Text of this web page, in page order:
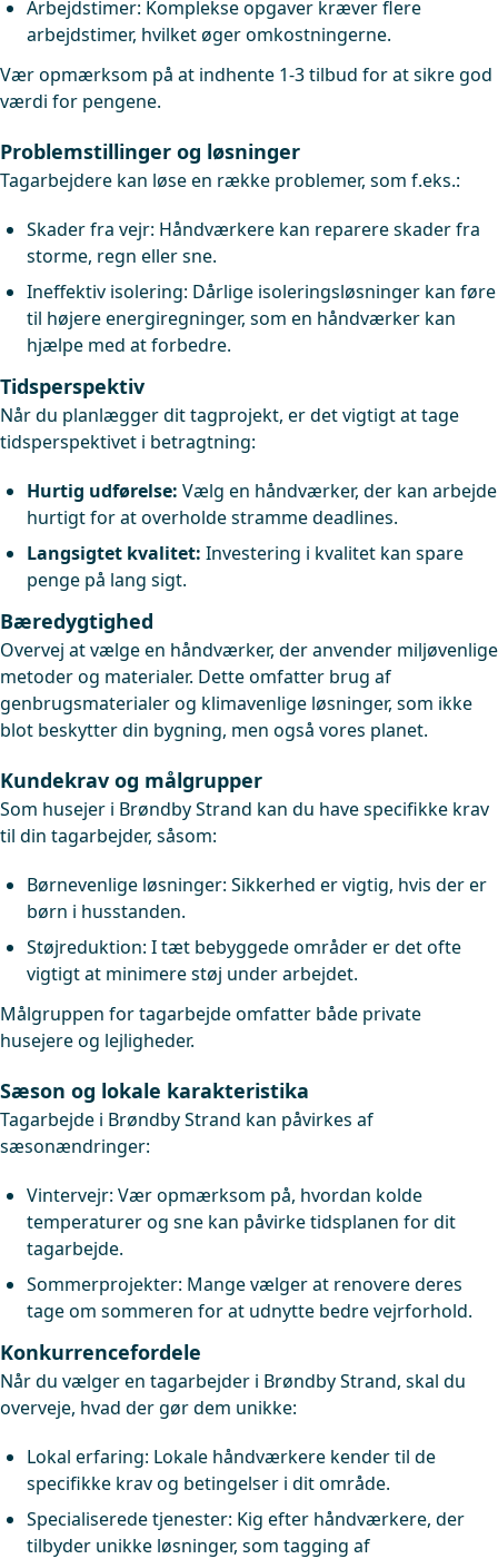
Arbejdstimer: Komplekse opgaver kræver flere
arbejdstimer, hvilket øger omkostningerne.
Vær opmærksom på at indhente 1-3 tilbud for at sikre god
værdi for pengene.
Problemstillinger og løsninger
Tagarbejdere kan løse en række problemer, som f.eks.:
Skader fra vejr: Håndværkere kan reparere skader fra
storme, regn eller sne.
Ineffektiv isolering: Dårlige isoleringsløsninger kan føre
til højere energiregninger, som en håndværker kan
hjælpe med at forbedre.
Tidsperspektiv
Når du planlægger dit tagprojekt, er det vigtigt at tage
tidsperspektivet i betragtning:
Hurtig udførelse: Vælg en håndværker, der kan arbejde
hurtigt for at overholde stramme deadlines.
Langsigtet kvalitet: Investering i kvalitet kan spare
penge på lang sigt.
Bæredygtighed
Overvej at vælge en håndværker, der anvender miljøvenlige
metoder og materialer. Dette omfatter brug af
genbrugsmaterialer og klimavenlige løsninger, som ikke
blot beskytter din bygning, men også vores planet.
Kundekrav og målgrupper
Som husejer i Brøndby Strand kan du have specifikke krav
til din tagarbejder, såsom:
Børnevenlige løsninger: Sikkerhed er vigtig, hvis der er
børn i husstanden.
Støjreduktion: I tæt bebyggede områder er det ofte
vigtigt at minimere støj under arbejdet.
Målgruppen for tagarbejde omfatter både private
husejere og lejligheder.
Sæson og lokale karakteristika
Tagarbejde i Brøndby Strand kan påvirkes af
sæsonændringer:
Vintervejr: Vær opmærksom på, hvordan kolde
temperaturer og sne kan påvirke tidsplanen for dit
tagarbejde.
Sommerprojekter: Mange vælger at renovere deres
tage om sommeren for at udnytte bedre vejrforhold.
Konkurrencefordele
Når du vælger en tagarbejder i Brøndby Strand, skal du
overveje, hvad der gør dem unikke:
Lokal erfaring: Lokale håndværkere kender til de
specifikke krav og betingelser i dit område.
Specialiserede tjenester: Kig efter håndværkere, der
tilbyder unikke løsninger, som tagging af